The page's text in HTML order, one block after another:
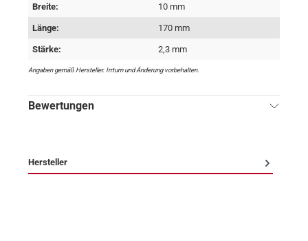
Breite: 10 mm
Länge: 170 mm
Stärke: 2,3 mm
Angaben gemäß Hersteller. Irrtum und Änderung vorbehalten.
Bewertungen
Hersteller